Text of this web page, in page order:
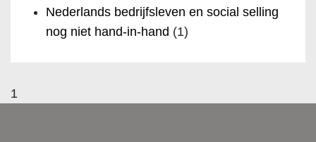
Nederlands bedrijfsleven en social selling
nog niet hand-in-hand (1)
1